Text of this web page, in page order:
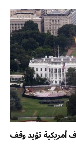
أمريكية تؤيد وقف